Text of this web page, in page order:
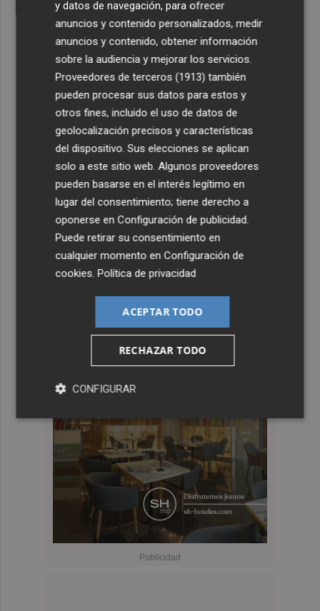
y datos de navegación, para ofrecer
anuncios y contenido personalizados, medir
anuncios y contenido, obtener información
sobre la audiencia y mejorar los servicios.
Proveedores de terceros (1913) también
pueden procesar sus datos para estos y
otros fines, incluido el uso de datos de
geolocalización precisos y características
del dispositivo. Sus elecciones se aplican
solo a este sitio web. Algunos proveedores
pueden basarse en el interés legítimo en
lugar del consentimiento; tiene derecho a
oponerse enConfiguración de publicidad
Puede retirar su consentimiento en
cualquier momento enConfiguración de
cookies .Política de privacidad
ACEPTAR TODO
RECHAZAR TODO
CONFIGURAR